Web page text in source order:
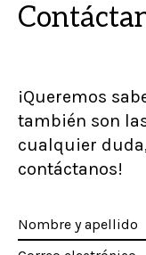
¡Queremos
también son
cualquier
contáctanos!